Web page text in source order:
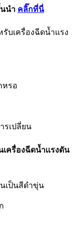
นนำ คลิ๊กที่นี่
บเครื่องฉีดน้ำแรง
หรอ
รเปลี่ยน
ครื่องฉีดน้ำเเรงดัน
เป็นสีดำขุ่น